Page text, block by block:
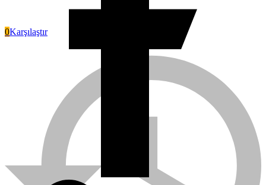
0Karşılaştır